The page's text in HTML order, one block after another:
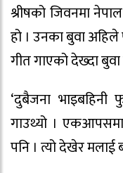
श्रीषको जिवनमा
हो । उनका बुवा
गीत गाएको देख्दा
‘दुबैजना
गाउथ्यो ।
पनि । त्यो देखेर